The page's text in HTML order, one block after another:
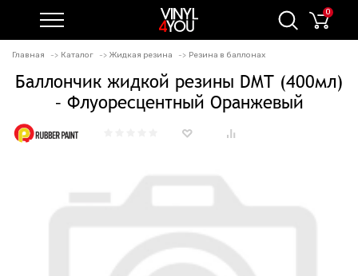
0
Главная Каталог Жидкая резина Резина в баллонах
Баллончик жидкой резины DMT (400мл)
– Флуоресцентный Оранжевый